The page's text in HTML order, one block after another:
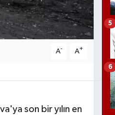
A- A+
son bir yılın en
5
6